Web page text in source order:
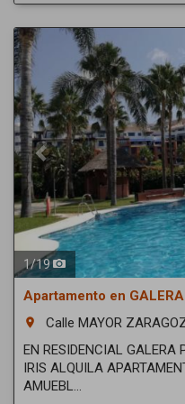
Previous
1/19
Apartamento en
room
Calle MAYOR
EN RESIDENCIAL GALERA
IRIS ALQUILA
AMUEBL...